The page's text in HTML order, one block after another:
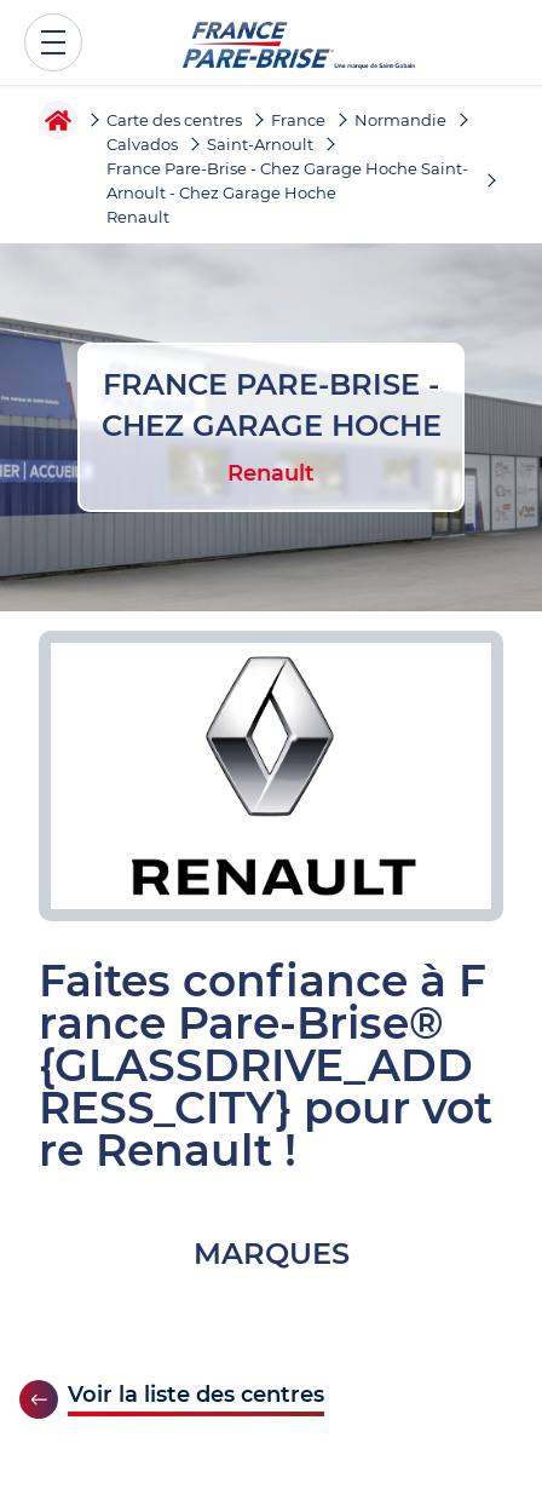
Carte des centres France
Normandie
Calvados
Saint-Arnoult
France Pare-Brise - Chez Garage Hoche Saint-
Arnoult - Chez Garage Hoche
Renault
FRANCE PARE-BRISE -
CHEZ GARAGE HOCHE
Renault
Faites confiance à F
rance Pare-Brise®
{GLASSDRIVE_ADD
RESS_CITY} pour vot
re Renault !
MARQUES
Voir la liste des centres